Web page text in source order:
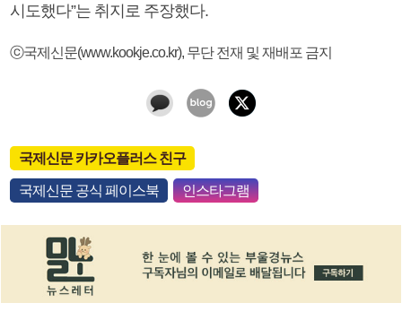
시도했다”는 취지로 주장했다.
ⓒ국제신문(www.kookje.co.kr), 무단 전재 및 재배포 금지
국제신문 카카오플러스 친구
국제신문 공식 페이스북 인스타그램